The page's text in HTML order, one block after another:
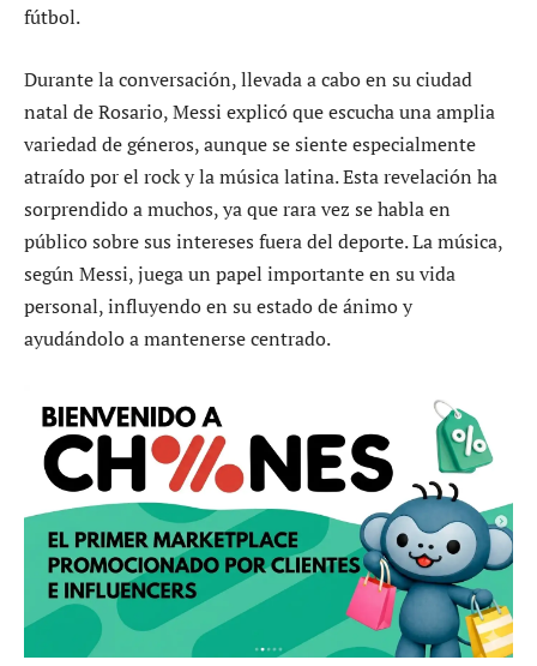
fútbol.
Durante la conversación, llevada a cabo en su ciudad
natal de Rosario, Messi explicó que escucha una amplia
variedad de géneros, aunque se siente especialmente
atraído por el rock y la música latina. Esta revelación ha
sorprendido a muchos, ya que rara vez se habla en
público sobre sus intereses fuera del deporte. La música,
según Messi, juega un papel importante en su vida
personal, influyendo en su estado de ánimo y
ayudándolo a mantenerse centrado.